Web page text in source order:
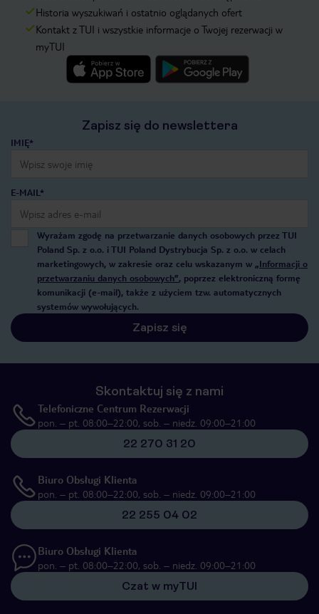
Historia wyszukiwań i ostatnio oglądanych ofert
Kontakt z TUI i wszystkie informacje o Twojej rezerwacji w
myTUI
Zapisz się do newslettera
IMIĘ*
E-MAIL*
Wyrażam zgodę na przetwarzanie danych osobowych przez TUI
Poland Sp. z o.o. i TUI Poland Dystrybucja Sp. z o.o. w celach
marketingowych, w zakresie oraz celu wskazanym w „Informacji o
przetwarzaniu danych osobowych”, poprzez elektroniczną formę
komunikacji (e-mail), także z użyciem tzw. automatycznych
systemów wywołujących.
Zapisz się
Skontaktuj się z nami
Telefoniczne Centrum Rezerwacji
pon. – pt. 08:00–22:00, sob. – niedz. 09:00–21:00
22 270 31 20
Biuro Obsługi Klienta
pon. – pt. 08:00–22:00, sob. – niedz. 09:00–21:00
22 255 04 02
Biuro Obsługi Klienta
pon. – pt. 08:00–22:00, sob. – niedz. 09:00–21:00
Czat w myTUI